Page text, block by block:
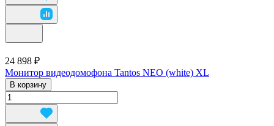
24 898 ₽
Монитор видеодомофона Tantos NEO (white) XL
В корзину